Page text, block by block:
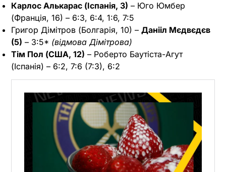
Карлос Алькарас (Іспанія, 3) – Юго Юмбер
(Франція, 16) – 6:3, 6:4, 1:6, 7:5
Григор Дімітров (Болгарія, 10) – Данііл Мєдвєдєв
(5) – 3:5* (відмова Дімітрова)
Тім Пол (США, 12) – Роберто Баутіста-Агут
(Іспанія) – 6:2, 7:6 (7:3), 6:2